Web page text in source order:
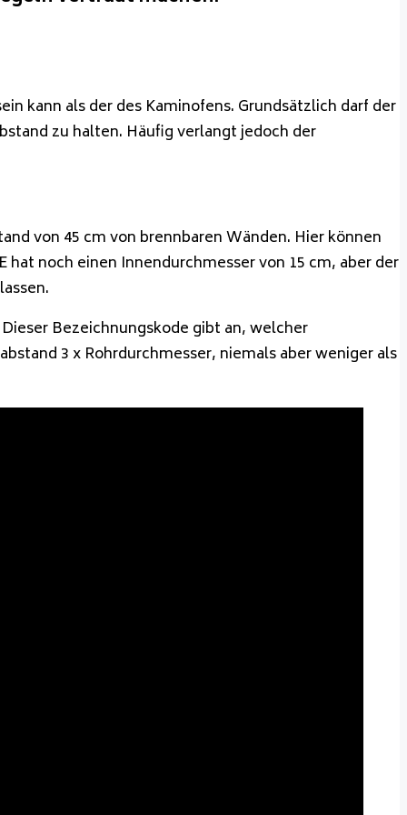
kann als der des Kaminofens. Grundsätzlich darf der
zu halten. Häufig verlangt jedoch der
von 45 cm von brennbaren Wänden. Hier können
noch einen Innendurchmesser von 15 cm, aber der
Bezeichnungskode gibt an, welcher
3 x Rohrdurchmesser, niemals aber weniger als